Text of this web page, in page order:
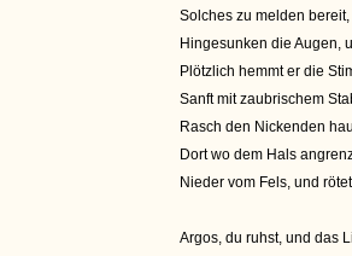
Solches zu melden
Hingesunken die Augen,
Plötzlich hemmt er die
Sanft mit zaubrischem
Rasch den Nickenden
Dort wo dem Hals
Nieder vom Fels, und
Argos, du ruhst, und das